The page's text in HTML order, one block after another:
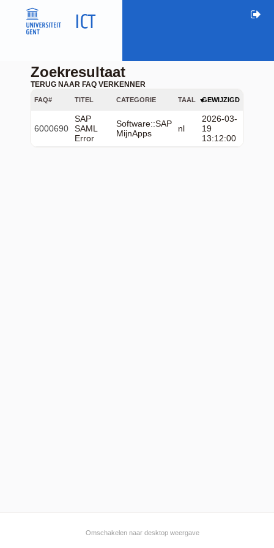
Zoekresultaat
TERUG NAAR FAQ VERKENNER
FAQ# TITEL CATEGORIE TAAL GEWIJZIGD
6000690
SAP
SAML
Error
Software::SAP
MijnApps
nl
2026-03-
19
13:12:00
Omschakelen naar desktop weergave